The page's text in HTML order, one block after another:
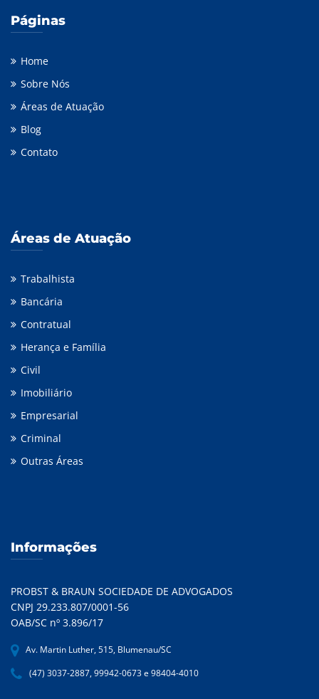
Páginas
Home
Sobre Nós
Áreas de Atuação
Blog
Contato
Áreas de Atuação
Trabalhista
Bancária
Contratual
Herança e Família
Civil
Imobiliário
Empresarial
Criminal
Outras Áreas
Informações
PROBST & BRAUN SOCIEDADE DE ADVOGADOS
CNPJ 29.233.807/0001-56
OAB/SC nº 3.896/17
Av. Martin Luther, 515, Blumenau/SC
(47) 3037-2887, 99942-0673 e 98404-4010